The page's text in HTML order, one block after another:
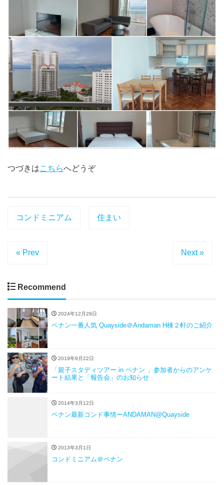
つづきはこちらへどうぞ
コンドミニアム 住まい
« Prev Next »
Recommend
2024年12月29日
ペナン一番人気 Quayside＠Andaman H棟２軒のご紹介
2019年9月22日
「親子スタディツアー in ペナン 」参加者からのアンケ
ート結果と「報告会」のお知らせ
2014年3月12日
ペナン最新コンド事情ーANDAMAN@Quayside
2013年3月1日
コンドミニアム＠ペナン